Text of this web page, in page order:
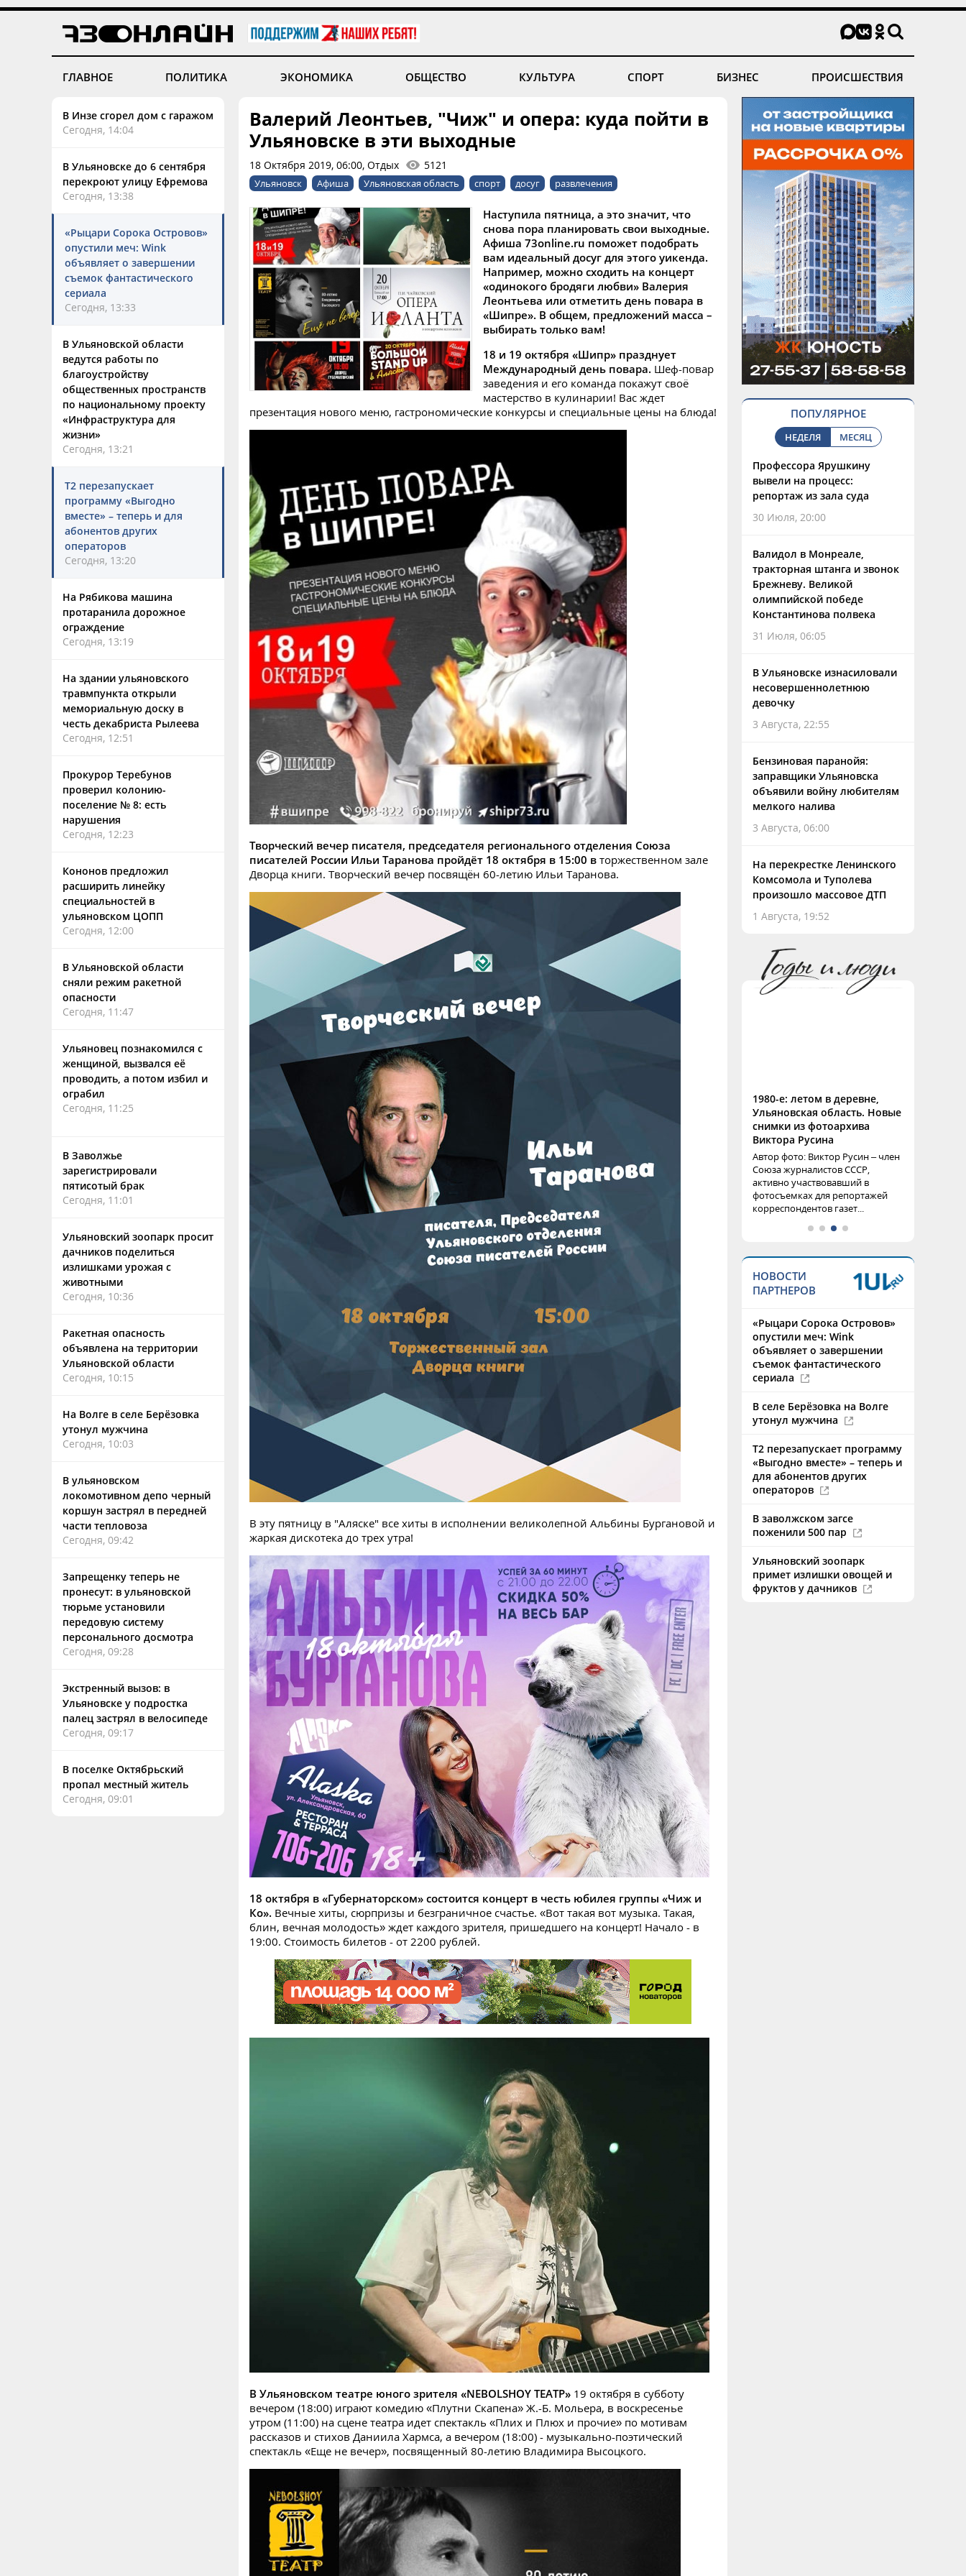
ГЛАВНОЕ ПОЛИТИКА ЭКОНОМИКА ОБЩЕСТВО КУЛЬТУРА СПОРТ БИЗНЕС ПРОИСШЕСТВИЯ
В Инзе сгорел дом с гаражом
Сегодня, 14:04
В Ульяновске до 6 сентября
перекроют улицу Ефремова
Сегодня, 13:38
«Рыцари Сорока Островов»
опустили меч: Wink
объявляет о завершении
съемок фантастического
сериала
Сегодня, 13:33
В Ульяновской области
ведутся работы по
благоустройству
общественных пространств
по национальному проекту
«Инфраструктура для
жизни»
Сегодня, 13:21
Т2 перезапускает
программу «Выгодно
вместе» – теперь и для
абонентов других
операторов
Сегодня, 13:20
На Рябикова машина
протаранила дорожное
ограждение
Сегодня, 13:19
На здании ульяновского
травмпункта открыли
мемориальную доску в
честь декабриста Рылеева
Сегодня, 12:51
Прокурор Теребунов
проверил колонию-
поселение № 8: есть
нарушения
Сегодня, 12:23
Кононов предложил
расширить линейку
специальностей в
ульяновском ЦОПП
Сегодня, 12:00
В Ульяновской области
сняли режим ракетной
опасности
Сегодня, 11:47
Ульяновец познакомился с
женщиной, вызвался её
проводить, а потом избил и
ограбил
Сегодня, 11:25
В Заволжье
зарегистрировали
пятисотый брак
Сегодня, 11:01
Ульяновский зоопарк просит
дачников поделиться
излишками урожая с
животными
Сегодня, 10:36
Ракетная опасность
объявлена на территории
Ульяновской области
Сегодня, 10:15
На Волге в селе Берёзовка
утонул мужчина
Сегодня, 10:03
В ульяновском
локомотивном депо черный
коршун застрял в передней
части тепловоза
Сегодня, 09:42
Запрещенку теперь не
пронесут: в ульяновской
тюрьме установили
передовую систему
персонального досмотра
Сегодня, 09:28
Экстренный вызов: в
Ульяновске у подростка
палец застрял в велосипеде
Сегодня, 09:17
В поселке Октябрьский
пропал местный житель
Сегодня, 09:01
Валерий Леонтьев, "Чиж" и опера: куда пойти в
Ульяновске в эти выходные
18 Октября 2019, 06:00, Отдых 5121
Ульяновск Афиша Ульяновская область спорт досуг развлечения
Наступила пятница, а это значит, что
снова пора планировать свои выходные.
Афиша 73online.ru поможет подобрать
вам идеальный досуг для этого уикенда.
Например, можно сходить на концерт
«одинокого бродяги любви» Валерия
Леонтьева или отметить день повара в
«Шипре». В общем, предложений масса –
выбирать только вам!
18 и 19 октября «Шипр» празднует
Международный день повара. Шеф-повар
заведения и его команда покажут своё
мастерство в кулинарии! Вас ждет
презентация нового меню, гастрономические конкурсы и специальные цены на блюда!
Творческий вечер писателя, председателя регионального отделения Союза
писателей России Ильи Таранова пройдёт 18 октября в 15:00 в торжественном зале
Дворца книги. Творческий вечер посвящён 60-летию Ильи Таранова.
В эту пятницу в "Аляске" все хиты в исполнении великолепной Альбины Бургановой и
жаркая дискотека до трех утра!
18 октября в «Губернаторском» состоится концерт в честь юбилея группы «Чиж и
Ко». Вечные хиты, сюрпризы и безграничное счастье. «Вот такая вот музыка. Такая,
блин, вечная молодость» ждет каждого зрителя, пришедшего на концерт! Начало - в
19:00. Стоимость билетов - от 2200 рублей.
В Ульяновском театре юного зрителя «NEBOLSHOY ТЕАТР» 19 октября в субботу
вечером (18:00) играют комедию «Плутни Скапена» Ж.-Б. Мольера, в воскресенье
утром (11:00) на сцене театра идет спектакль «Плих и Плюх и прочие» по мотивам
рассказов и стихов Даниила Хармса, а вечером (18:00) - музыкально-поэтический
спектакль «Еще не вечер», посвященный 80-летию Владимира Высоцкого.
ПОПУЛЯРНОЕ
НЕДЕЛЯ МЕСЯЦ
Профессора Ярушкину
вывели на процесс:
репортаж из зала суда
30 Июля, 20:00
Валидол в Монреале,
тракторная штанга и звонок
Брежневу. Великой
олимпийской победе
Константинова полвека
31 Июля, 06:05
В Ульяновске изнасиловали
несовершеннолетнюю
девочку
3 Августа, 22:55
Бензиновая паранойя:
заправщики Ульяновска
объявили войну любителям
мелкого налива
3 Августа, 06:00
На перекрестке Ленинского
Комсомола и Туполева
произошло массовое ДТП
1 Августа, 19:52
1980-е: летом в деревне,
Ульяновская область. Новые
снимки из фотоархива
Виктора Русина
Автор фото: Виктор Русин – член
Союза журналистов СССР,
активно участвовавший в
фотосъемках для репортажей
корреспондентов газет...
НОВОСТИ
ПАРТНЕРОВ
«Рыцари Сорока Островов»
опустили меч: Wink
объявляет о завершении
съемок фантастического
сериала
В селе Берёзовка на Волге
утонул мужчина
Т2 перезапускает программу
«Выгодно вместе» – теперь и
для абонентов других
операторов
В заволжском загсе
поженили 500 пар
Ульяновский зоопарк
примет излишки овощей и
фруктов у дачников